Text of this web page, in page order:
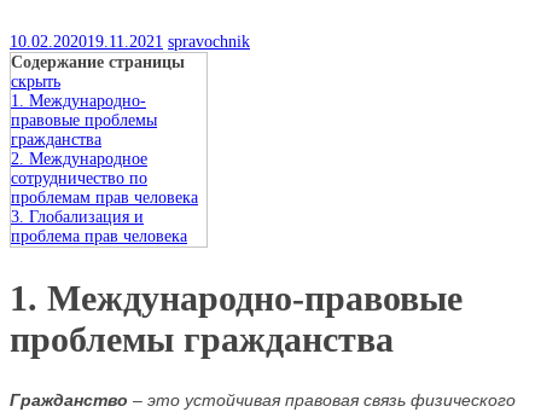
10.02.202019.11.2021 spravochnik
Содержание страницы
скрыть
1. Международно-
правовые проблемы
гражданства
2. Международное
сотрудничество по
проблемам прав человека
3. Глобализация и
проблема прав человека
1. Международно-правовые
проблемы гражданства
Гражданство – это устойчивая правовая связь физического